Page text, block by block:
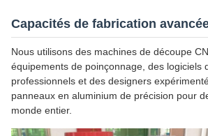
Capacités de fabrication
Nous utilisons des machines de découpe
équipements de poinçonnage, des logiciels
professionnels et des designers
panneaux en aluminium de précision pour
monde entier.